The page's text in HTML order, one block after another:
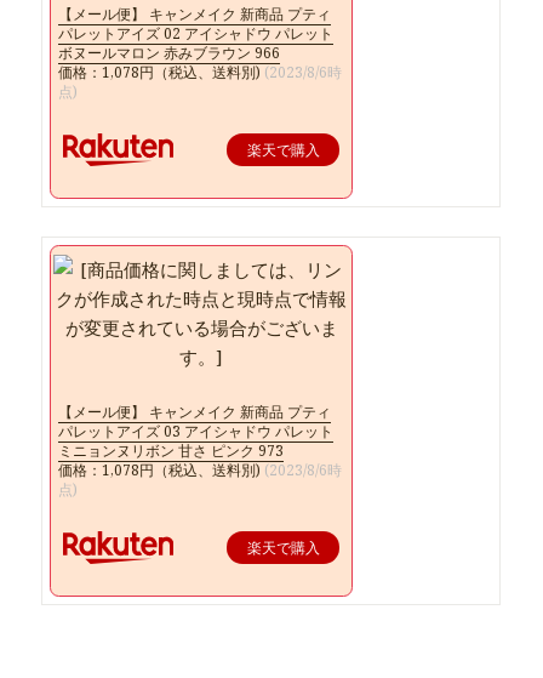
【メール便】 キャンメイク 新商品 プティ
パレットアイズ 02 アイシャドウ パレット
ボヌールマロン 赤みブラウン 966
価格：1,078円（税込、送料別) (2023/8/6時
点)
楽天で購入
【メール便】 キャンメイク 新商品 プティ
パレットアイズ 03 アイシャドウ パレット
ミニョンヌリボン 甘さ ピンク 973
価格：1,078円（税込、送料別) (2023/8/6時
点)
楽天で購入